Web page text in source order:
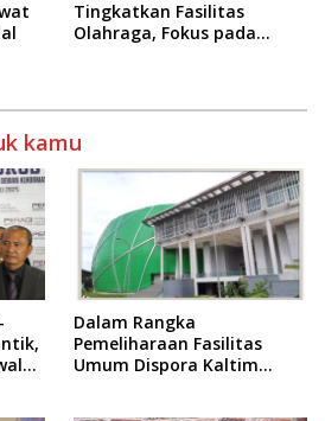
Tingkatkan Fasilitas
Olahraga, Fokus pada
kamu
Dalam Rangka
Pemeliharaan Fasilitas
Umum Dispora Kaltim